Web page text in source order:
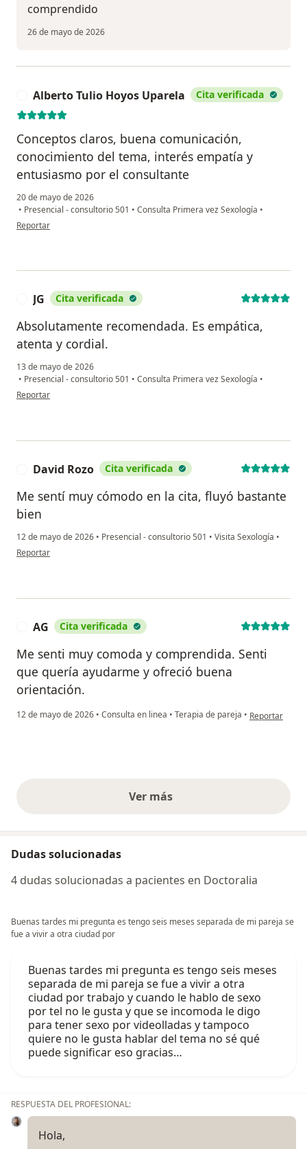
comprendido
26 de mayo de 2026
Alberto Tulio Hoyos Uparela Cita verificada
Conceptos claros, buena comunicación,
conocimiento del tema, interés empatía y
entusiasmo por el consultante
20 de mayo de 2026
• Presencial - consultorio 501 • Consulta Primera vez Sexología •
en opinión del usuario Alberto Tulio Hoyos Uparela
Reportar
JG Cita verificada
Absolutamente recomendada. Es empática,
atenta y cordial.
13 de mayo de 2026
• Presencial - consultorio 501 • Consulta Primera vez Sexología •
en opinión del usuario JG
Reportar
David Rozo Cita verificada
Me sentí muy cómodo en la cita, fluyó bastante
bien
12 de mayo de 2026 • Presencial - consultorio 501 • Visita Sexología •
en opinión del usuario David Rozo
Reportar
AG Cita verificada
Me senti muy comoda y comprendida. Senti
que quería ayudarme y ofreció buena
orientación.
12 de mayo de 2026 • Consulta en linea • Terapia de pareja • en opinión del
Reportar
Ver másopiniones anteriores
Dudas solucionadas
4 dudas solucionadas a pacientes en Doctoralia
Buenas tardes mi pregunta es tengo seis meses separada de mi pareja se
fue a vivir a otra ciudad por
Buenas tardes mi pregunta es tengo seis meses
separada de mi pareja se fue a vivir a otra
ciudad por trabajo y cuando le hablo de sexo
por tel no le gusta y que se incomoda le digo
para tener sexo por videolladas y tampoco
quiere no le gusta hablar del tema no sé qué
puede significar eso gracias…
RESPUESTA DEL PROFESIONAL:
Hola,